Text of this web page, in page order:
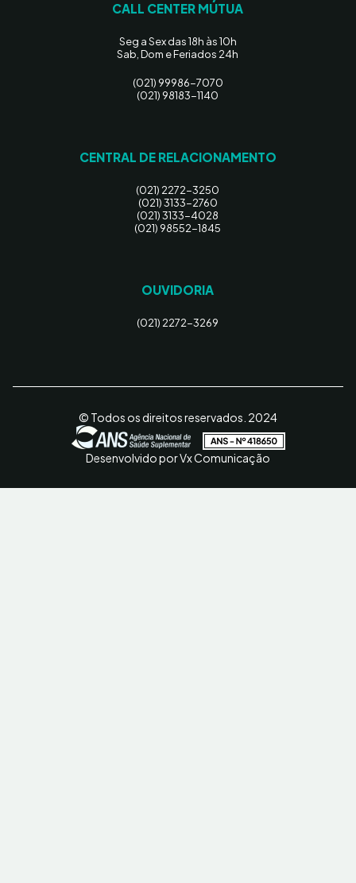
CALL CENTER MÚTUA
Seg a Sex das 18h às 10h
Sab, Dom e Feriados 24h
(021) 99986-7070
(021) 98183-1140
CENTRAL DE RELACIONAMENTO
(021) 2272-3250
(021) 3133-2760
(021) 3133-4028
(021) 98552-1845
OUVIDORIA
(021) 2272-3269
© Todos os direitos reservados. 2024
Desenvolvido por Vx Comunicação